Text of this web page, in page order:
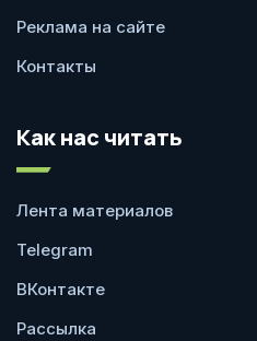
Реклама на сайте
Контакты
Как нас читать
Лента материалов
Telegram
ВКонтакте
Рассылка